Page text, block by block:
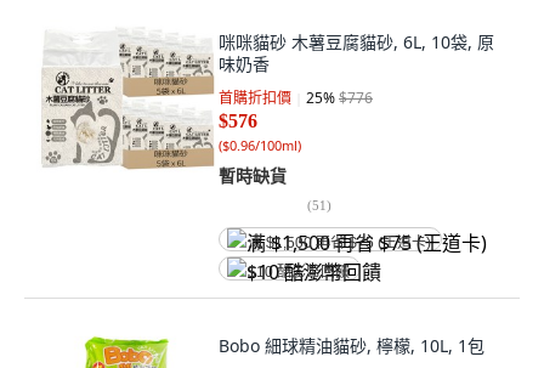
咪咪貓砂 木薯豆腐貓砂, 6L, 10袋, 原
味奶香
首購折扣價 25%$776
$576
($0.96/100ml)
暫時缺貨
(51)
满 $1,500 再省 $75 (王道卡)
$10 酷澎幣回饋
Bobo 細球精油貓砂, 檸檬, 10L, 1包